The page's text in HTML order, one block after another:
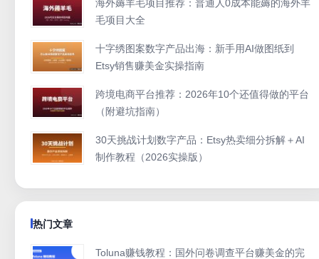
海外薅羊毛项目推荐：普通人0成本能薅的海外羊
毛项目大全
十字绣图案数字产品出海：新手用AI做图纸到
Etsy销售赚美金实操指南
跨境电商平台推荐：2026年10个还值得做的平台
（附避坑指南）
30天挑战计划数字产品：Etsy热卖细分拆解＋AI
制作教程（2026实操版）
热门文章
Toluna赚钱教程：国外问卷调查平台赚美金的完